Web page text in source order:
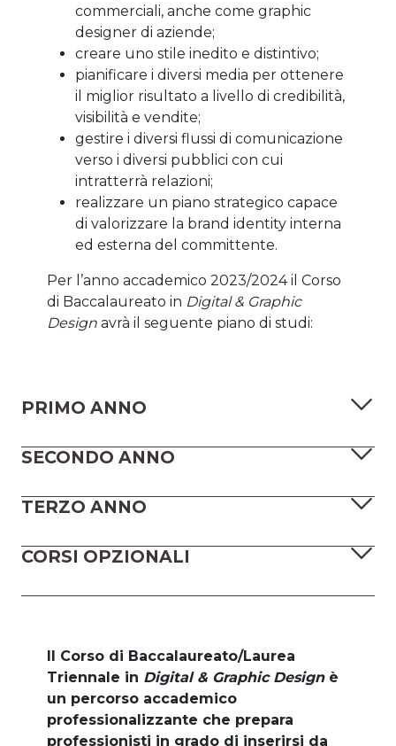
commerciali, anche come graphic
designer di aziende;
creare uno stile inedito e distintivo;
pianificare i diversi media per ottenere
il miglior risultato a livello di credibilità,
visibilità e vendite;
gestire i diversi flussi di comunicazione
verso i diversi pubblici con cui
intratterrà relazioni;
realizzare un piano strategico capace
di valorizzare la brand identity interna
ed esterna del committente.
Per l’anno accademico 2023/2024 il Corso
di Baccalaureato in Digital & Graphic
Designavrà il seguente piano di studi:
PRIMO ANNO
SECONDO ANNO
TERZO ANNO
CORSI OPZIONALI
Il Corso di Baccalaureato/Laurea
Triennale in Digital & Graphic Designè
un percorso accademico
professionalizzante che prepara
professionisti in grado di inserirsi da